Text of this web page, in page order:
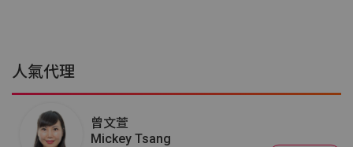
人氣代理
曾文萱
Mickey Tsang